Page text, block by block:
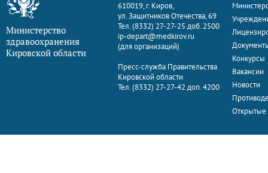
Министерство
здравоохранения
Кировской области
610019, г. Киров,
ул. Защитников Отечества, 69
Тел. (8332) 27-27-25 доб. 2500
ip-depart@medkirov.ru
(для организаций)
Пресс-служба Правительства
Кировской области
Тел. (8332) 27-27-42 доп. 4200
Конкурсы
Вакансии
Новости